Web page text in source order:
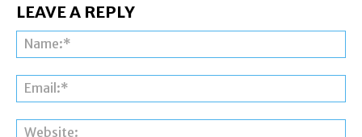
LEAVE A REPLY